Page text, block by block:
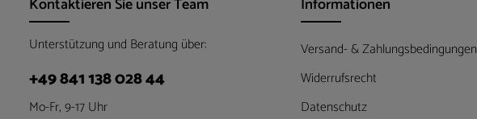
Unterstützung und Beratung über:
+49 841 138 028 44
Mo-Fr, 9-17 Uhr
Versand- & Zahlungsbedingungen
Widerrufsrecht
Datenschutz